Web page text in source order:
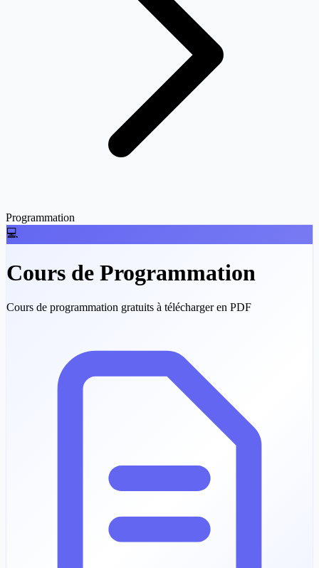
Programmation
💻
Cours de Programmation
Cours de programmation gratuits à télécharger en PDF